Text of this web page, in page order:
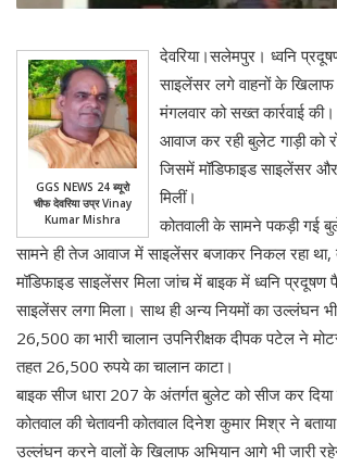
GGS NEWS 24 ब्यूरो
चीफ देवरिया उप्र Vinay
Kumar Mishra
देवरिया।सलेमपुर। ध्वनि
साइलेंसर लगे वाहनों के खिलाफ
मंगलवार को सख्त कार्रवाई
आवाज कर रही बुलेट गाड़ी को
जिसमें मॉडिफाइड साइलेंसर
मिलीं।
कोतवाली के सामने पकड़ी गई
सामने ही तेज आवाज में साइलेंसर बजाकर निकल रहा था,
मॉडिफाइड साइलेंसर मिला जांच में बाइक में ध्वनि प्रदूषण
साइलेंसर लगा मिला। साथ ही अन्य नियमों का उल्लंघन
26,500 का भारी चालान उपनिरीक्षक दीपक पटेल ने
तहत 26,500 रुपये का चालान काटा।
बाइक सीज धारा 207 के अंतर्गत बुलेट को सीज कर दिया
कोतवाल की चेतावनी कोतवाल दिनेश कुमार मिश्र ने बताया
उल्लंघन करने वालों के खिलाफ अभियान आगे भी जारी